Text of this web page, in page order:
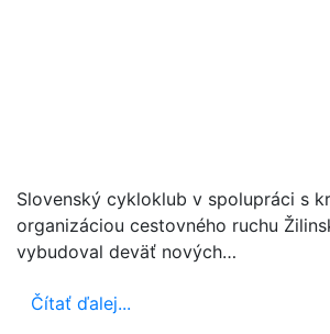
Slovenský cykloklub v spolupráci s
organizáciou cestovného ruchu
vybudoval deväť nových…
Čítať ďalej...